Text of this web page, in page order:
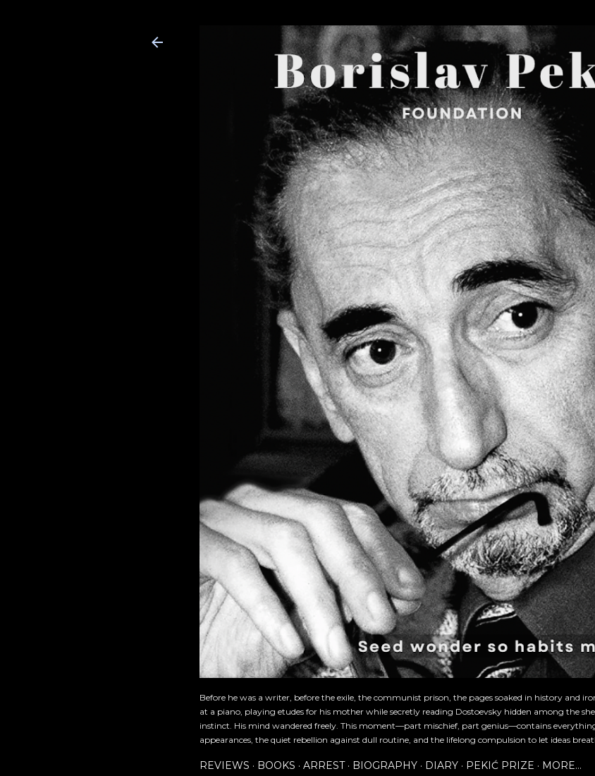
Before he was a writer, before the exile, the communist prison, the pages soaked in history and
at a piano, playing etudes for his mother while secretly reading Dostoevsky hidden among the
instinct. His mind wandered freely. This moment—part mischief, part genius—contains
appearances, the quiet rebellion against dull routine, and the lifelong compulsion to let ideas
REVIEWS BOOKS ARREST BIOGRAPHY DIARY PEKIĆ PRIZE MORE…